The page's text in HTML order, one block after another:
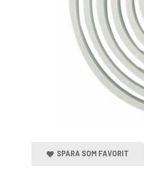
SPARA SOM FAVORIT